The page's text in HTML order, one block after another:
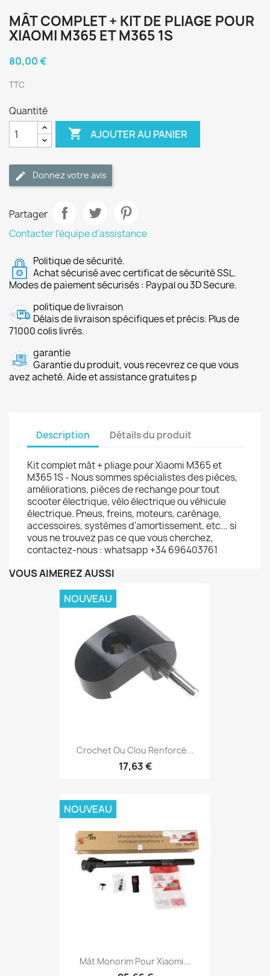
MÂT COMPLET + KIT DE PLIAGE POUR
XIAOMI M365 ET M365 1S
80,00 €
TTC
Quantité
 AJOUTER AU PANIER
Donnez votre avis
Partager
Contacter l'équipe d'assistance
Politique de sécurité.
Achat sécurisé avec certificat de sécurité SSL.
Modes de paiement sécurisés : Paypal ou 3D Secure.
politique de livraison
Délais de livraison spécifiques et précis. Plus de
71000 colis livrés.
garantie
Garantie du produit, vous recevrez ce que vous
avez acheté. Aide et assistance gratuites p
Description Détails du produit
Kit complet mât + pliage pour Xiaomi M365 et
M365 1S - Nous sommes spécialistes des pièces,
améliorations, pièces de rechange pour tout
scooter électrique, vélo électrique ou véhicule
électrique. Pneus, freins, moteurs, carénage,
accessoires, systèmes d'amortissement, etc... si
vous ne trouvez pas ce que vous cherchez,
contactez-nous : whatsapp +34 696403761
VOUS AIMEREZ AUSSI
Crochet Ou Clou Renforcé...
17,63 €
NOUVEAU
Mât Monorim Pour Xiaomi...
NOUVEAU